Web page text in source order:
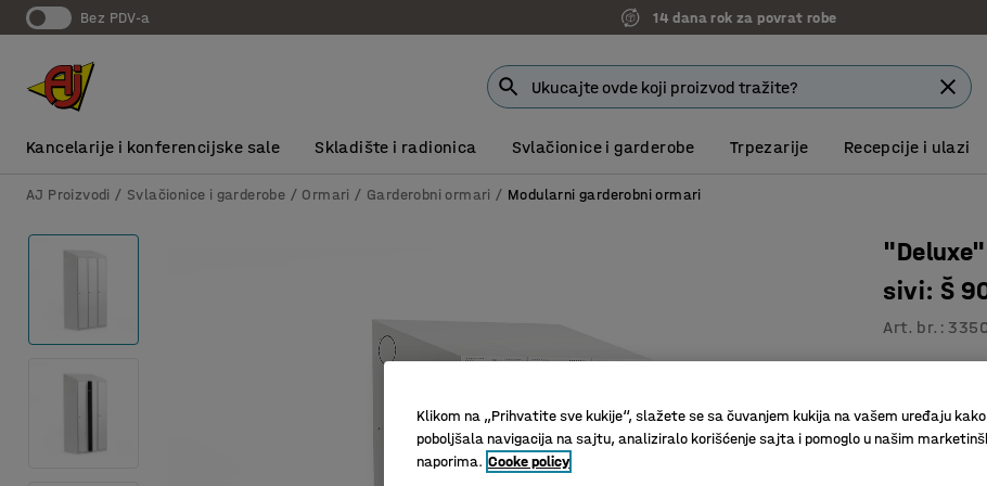
bez PDV-a 14 dana rok za povrat robe
Kancelarije i konferencijske sale Skladište i radionica Svlačionice i garderobe Trpezarije Recepcije i ulazi
AJ Proizvodi Svlačionice i garderobe Ormari Garderobni ormari Modularni garderobni ormari
sivi: Š
Art. br. :
U celini
Boja vrata:
Klikom na „Prihvatite sve kukije“, slažete se sa čuvanjem kukija na vašem uređaju
poboljšala navigacija na sajtu, analiziralo korišćenje sajta i pomoglo u našim
naporima. Cooke policy